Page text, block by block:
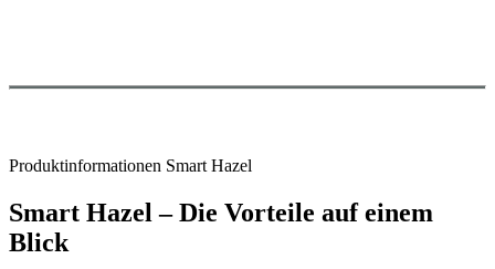
Produktinformationen Smart Hazel
Smart Hazel – Die Vorteile auf einem
Blick